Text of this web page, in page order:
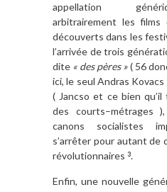
appellation
arbitrairement les films
découverts dans les
l’arrivée de trois
dite « des pères »( 56
ici, le seul Andras
( Jancso et ce bien
des courts–métrages
canons socialistes
s’arrêter pour autant de
révolutionnaires 3.
Enfin, une nouvelle